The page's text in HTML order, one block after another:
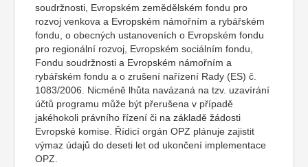
soudržnosti, Evropském zemědělském fondu pro
rozvoj venkova a Evropském námořním a rybářském
fondu, o obecných ustanoveních o Evropském fondu
pro regionální rozvoj, Evropském sociálním fondu,
Fondu soudržnosti a Evropském námořním a
rybářském fondu a o zrušení nařízení Rady (ES) č.
1083/2006. Nicméně lhůta navázaná na tzv. uzavírání
účtů programu může být přerušena v případě
jakéhokoli právního řízení či na základě žádosti
Evropské komise. Řídicí orgán OPZ plánuje zajistit
výmaz údajů do deseti let od ukončení implementace
OPZ.